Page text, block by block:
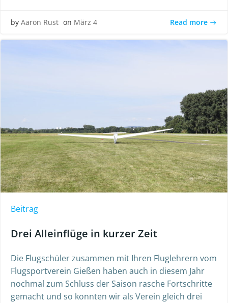
by Aaron Rust on März 4 Read more
Beitrag
Drei Alleinflüge in kurzer Zeit
Die Flugschüler zusammen mit Ihren Fluglehrern vom
Flugsportverein Gießen haben auch in diesem Jahr
nochmal zum Schluss der Saison rasche Fortschritte
gemacht und so konnten wir als Verein gleich drei